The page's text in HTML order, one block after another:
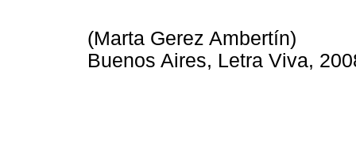
(Marta Gerez Ambertín)
Buenos Aires, Letra Viva,